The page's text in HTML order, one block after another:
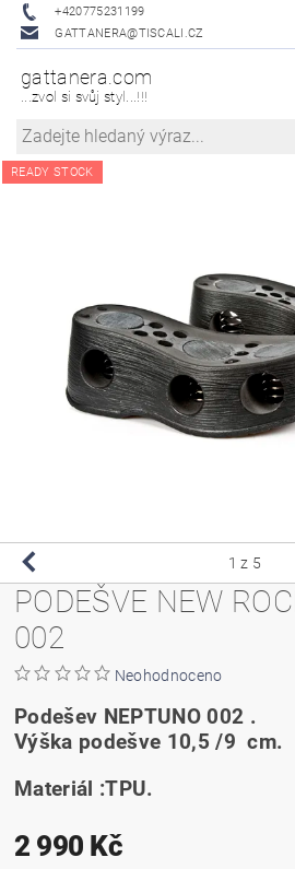
+420775231199
GATTANERA@TISCALI.CZ
gattanera.com
...zvol si svůj styl...!!!
READY STOCK
1 z 5
PODEŠVE NEW
002
Neohodnoceno
Podešev NEPTUNO 002 .
Výška podešve 10,5 /9 cm.
Materiál :TPU.
2 990 Kč